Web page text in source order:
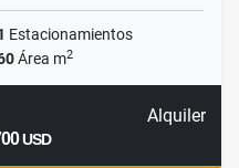
Estacionamientos
Área m2
Alquiler
USD